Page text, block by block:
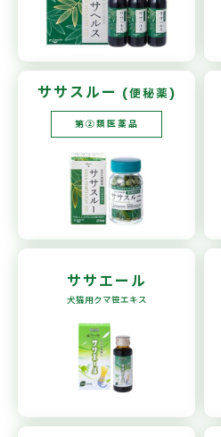
ササスルー (便秘薬)
第②類医薬品
ササエール
犬猫用クマ笹エキス